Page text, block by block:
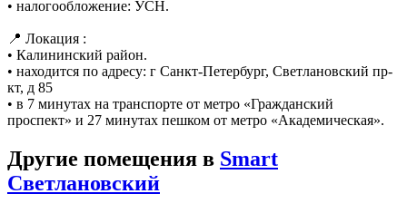
• налогообложение: УСН.
📍 Локация :
• Калининский район.
• находится по адресу: г Санкт-Петербург, Светлановский пр-
кт, д 85
• в 7 минутах на транспорте от метро «Гражданский
проспект» и 27 минутах пешком от метро «Академическая».
Другие помещения в Smart
Светлановский